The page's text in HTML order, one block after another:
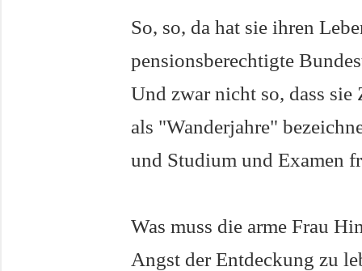
So, so, da hat sie ihren
pensionsberechtigte
Und zwar nicht so, dass
als "Wanderjahre"
und Studium und Examen
Was muss die arme Frau
Angst der Entdeckung zu